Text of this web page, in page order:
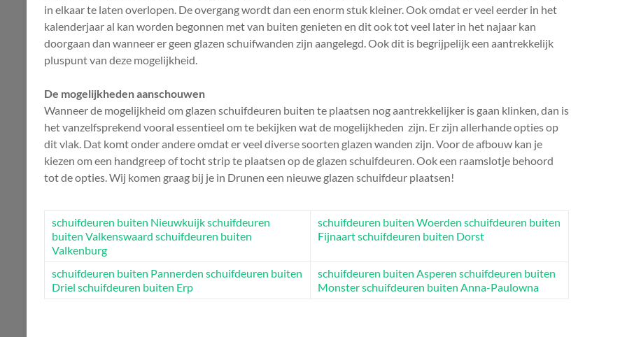
in elkaar te laten overlopen. De overgang wordt dan een enorm stuk kleiner. Ook omdat er veel eerder in het
kalenderjaar al kan worden begonnen met van buiten genieten en dit ook tot veel later in het najaar kan
doorgaan dan wanneer er geen glazen schuifwanden zijn aangelegd. Ook dit is begrijpelijk een aantrekkelijk
pluspunt van deze mogelijkheid.
De mogelijkheden aanschouwen
Wanneer de mogelijkheid om glazen schuifdeuren buiten te plaatsen nog aantrekkelijker is gaan klinken, dan is
het vanzelfsprekend vooral essentieel om te bekijken wat de mogelijkheden zijn. Er zijn allerhande opties op
dit vlak. Dat komt onder andere omdat er veel diverse soorten glazen wanden zijn. Voor de afbouw kan je
kiezen om een handgreep of tocht strip te plaatsen op de glazen schuifdeuren. Ook een raamslotje behoord
tot de opties. Wij komen graag bij je in Drunen een nieuwe glazen schuifdeur plaatsen!
schuifdeuren buiten Nieuwkuijkschuifdeuren
buiten Valkenswaard schuifdeuren buiten
Valkenburg
schuifdeuren buiten Woerden schuifdeuren buiten
Fijnaartschuifdeuren buiten Dorst
schuifdeuren buiten Pannerden schuifdeuren buiten
Driel schuifdeuren buiten Erp
schuifdeuren buiten Asperen schuifdeuren buiten
Monsterschuifdeuren buiten Anna-Paulowna